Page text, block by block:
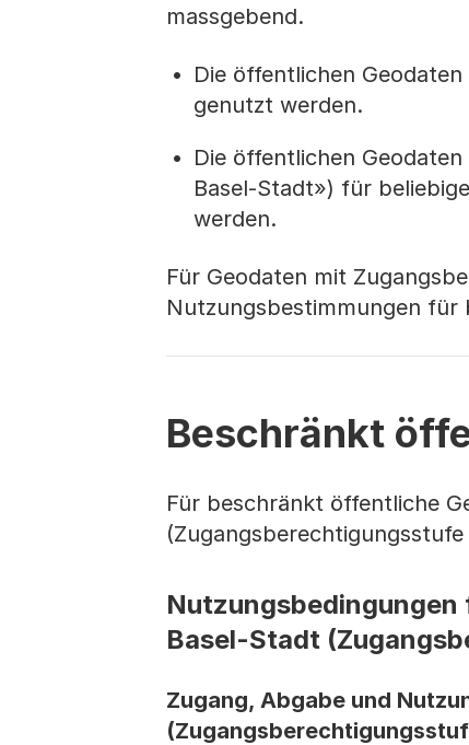
massgebend.
Die öffentlichen
genutzt werden.
Die öffentlichen
Basel-Stadt») für
werden.
Für Geodaten mit
Nutzungsbestimmungen für
Beschränkt
Für beschränkt öffentliche
Basel-Stadt
Zugang, Abgabe und